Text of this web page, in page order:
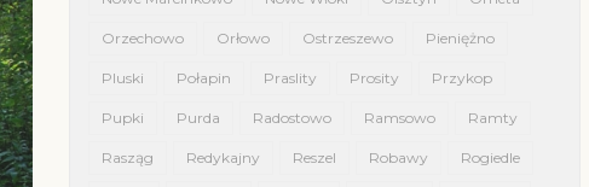
Orzechowo Orłowo Ostrzeszewo Pieniężno
Pluski Połapin Praslity Prosity Przykop
Pupki Purda Radostowo Ramsowo Ramty
Rasząg Redykajny Reszel Robawy Rogiedle